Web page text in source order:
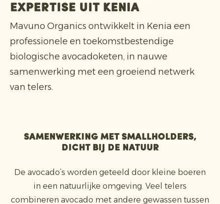
expertise uit Kenia
Mavuno Organics ontwikkelt in Kenia een
professionele en toekomstbestendige
biologische avocadoketen, in nauwe
samenwerking met een groeiend netwerk
van telers.
Samenwerking met smallholders,
dicht bij de natuur
De avocado’s worden geteeld door kleine boeren
in een natuurlijke omgeving. Veel telers
combineren avocado met andere gewassen tussen